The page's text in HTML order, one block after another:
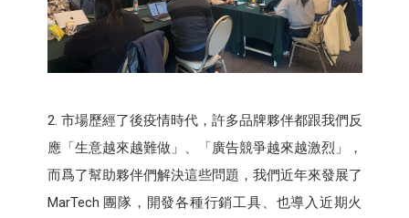
2. 市場歷經了後疫情時代，許多品牌夥伴都跟我們反
應「生意越來越難做」、「廣告競爭越來越激烈」，
而爲了幫助夥伴們解決這些問題，我們近年來發展了
MarTech 團隊，開發各種行銷工具、也導入近期火